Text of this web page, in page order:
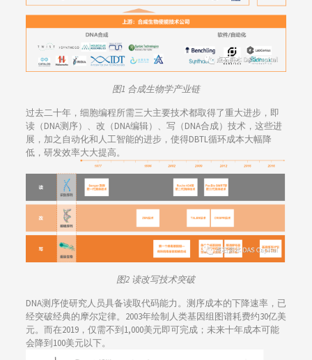
图1 合成生物学产业链
过去二十年，细胞编程所需三大主要技术都取得了重大进步，即
读（DNA测序）、改（DNA编辑）、写（DNA合成）技术，这些进
展，加之自动化和人工智能的进步，使得DBTL循环成本大幅降
低，研发效率大大提高。
图2 读改写技术突破
DNA测序使研究人员具备读取代码能力。测序成本的下降速率，已
经突破经典的摩尔定律。2003年绘制人类基因组图谱耗费约30亿美
元。而在2019，仅需不到1,000美元即可完成；未来十年成本可能
会降到100美元以下。